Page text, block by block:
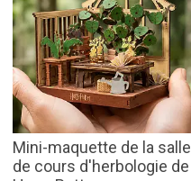
Mini-maquette de la salle
de cours d'herbologie de